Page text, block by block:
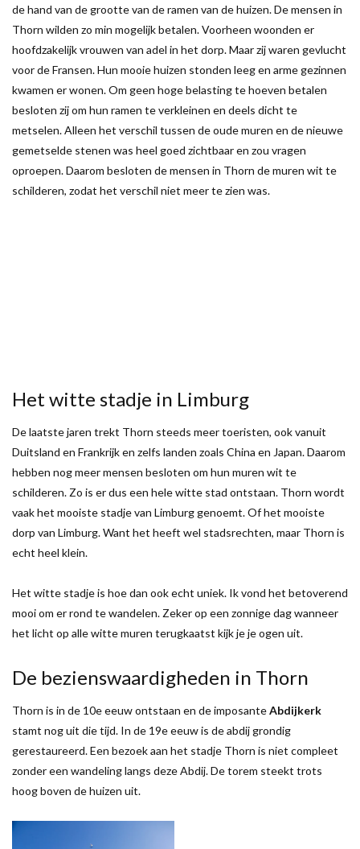
de hand van de grootte van de ramen van de huizen. De mensen in
Thorn wilden zo min mogelijk betalen. Voorheen woonden er
hoofdzakelijk vrouwen van adel in het dorp. Maar zij waren gevlucht
voor de Fransen. Hun mooie huizen stonden leeg en arme gezinnen
kwamen er wonen. Om geen hoge belasting te hoeven betalen
besloten zij om hun ramen te verkleinen en deels dicht te
metselen. Alleen het verschil tussen de oude muren en de nieuwe
gemetselde stenen was heel goed zichtbaar en zou vragen
oproepen. Daarom besloten de mensen in Thorn de muren wit te
schilderen, zodat het verschil niet meer te zien was.
Het witte stadje in Limburg
De laatste jaren trekt Thorn steeds meer toeristen, ook vanuit
Duitsland en Frankrijk en zelfs landen zoals China en Japan. Daarom
hebben nog meer mensen besloten om hun muren wit te
schilderen. Zo is er dus een hele witte stad ontstaan. Thorn wordt
vaak het mooiste stadje van Limburg genoemt. Of het mooiste
dorp van Limburg. Want het heeft wel stadsrechten, maar Thorn is
echt heel klein.
Het witte stadje is hoe dan ook echt uniek. Ik vond het betoverend
mooi om er rond te wandelen. Zeker op een zonnige dag wanneer
het licht op alle witte muren terugkaatst kijk je je ogen uit.
De bezienswaardigheden in Thorn
Thorn is in de 10e eeuw ontstaan en de imposanteAbdijkerk
stamt nog uit die tijd. In de 19e eeuw is de abdij grondig
gerestaureerd. Een bezoek aan het stadje Thorn is niet compleet
zonder een wandeling langs deze Abdij. De torem steekt trots
hoog boven de huizen uit.